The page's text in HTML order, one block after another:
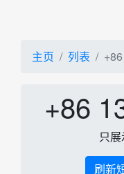
主页 列表
+86
只
刷新